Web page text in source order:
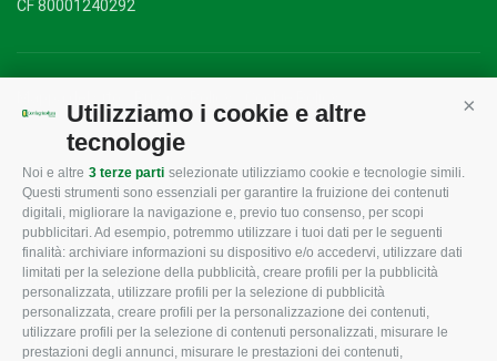
Utilizziamo i cookie e altre
tecnologie
Noi e altre 3 terze parti selezionate utilizziamo cookie e tecnologie simili.
Questi strumenti sono essenziali per garantire la fruizione dei contenuti
digitali, migliorare la navigazione e, previo tuo consenso, per scopi
pubblicitari. Ad esempio, potremmo utilizzare i tuoi dati per le seguenti
finalità: archiviare informazioni su dispositivo e/o accedervi, utilizzare dati
limitati per la selezione della pubblicità, creare profili per la pubblicità
personalizzata, utilizzare profili per la selezione di pubblicità
personalizzata, creare profili per la personalizzazione dei contenuti,
utilizzare profili per la selezione di contenuti personalizzati, misurare le
prestazioni degli annunci, misurare le prestazioni dei contenuti,
CF 80001240292
CONFAGRICOLTURA
ROVIGO
L'Associazione
Missione e Progetto
Organigramma aziendale
I Nostri Servizi
CONFAGRICOLTURA
INFORMA
Tecnico
Fiscale
Lavoro
Ambiente